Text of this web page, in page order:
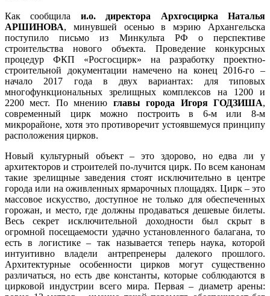
Как сообщила и.о. директора Архгосцирка Наталья
АРШИНОВА, минувшей осенью в мэрию Архангельска
поступило письмо из Минкульта РФ о перспективе
строительства нового объекта. Проведение конкурсных
процедур ФКП «Росгосцирк» на разработку проектно-
строительной документации намечено на конец 2016-го –
начало 2017 года в двух вариантах: для типовых
многофункциональных зрелищных комплексов на 1200 и
2200 мест. По мнению главы города Игоря ГОДЗИША,
современный цирк можно построить в 6-м или 8-м
микрорайоне, хотя это противоречит устоявшемуся принципу
расположения цирков.
Новый культурный объект – это здорово, но едва ли у
архитекторов и строителей по-лучится цирк. По всем канонам
такие зрелищные заведения стоят исключительно в центре
города или на оживленных ярмарочных площадях. Цирк – это
массовое искусство, доступное не только для обеспеченных
горожан, и место, где должны продаваться дешевые билеты.
Весь секрет исключительной доходности был скрыт в
огромной посещаемости удачно установленного балагана, то
есть в логистике – так называется теперь наука, которой
интуитивно владели антрепренеры далекого прошлого.
Архитектурные особенности цирков могут существенно
различаться, но есть две константы, которые соблюдаются в
цирковой индустрии всего мира. Первая – диаметр арены: